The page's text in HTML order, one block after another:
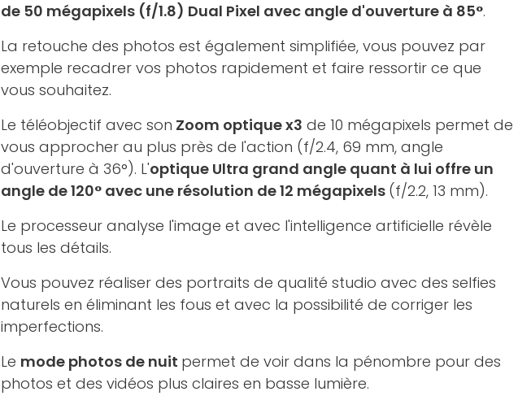
de 50 mégapixels (f/1.8) Dual Pixel avec angle d'ouverture à 85°.
La retouche des photos est également simplifiée, vous pouvez par
exemple recadrer vos photos rapidement et faire ressortir ce que
vous souhaitez.
Le téléobjectif avec son Zoom optique x3 de 10 mégapixels permet de
vous approcher au plus près de l'action (f/2.4, 69 mm, angle
d'ouverture à 36°). L'optique Ultra grand angle quant à lui offre un
angle de 120° avec une résolution de 12 mégapixels (f/2.2, 13 mm).
Le processeur analyse l'image et avec l'intelligence artificielle révèle
tous les détails.
Vous pouvez réaliser des portraits de qualité studio avec des selfies
naturels en éliminant les fous et avec la possibilité de corriger les
imperfections.
Le mode photos de nuit permet de voir dans la pénombre pour des
photos et des vidéos plus claires en basse lumière.